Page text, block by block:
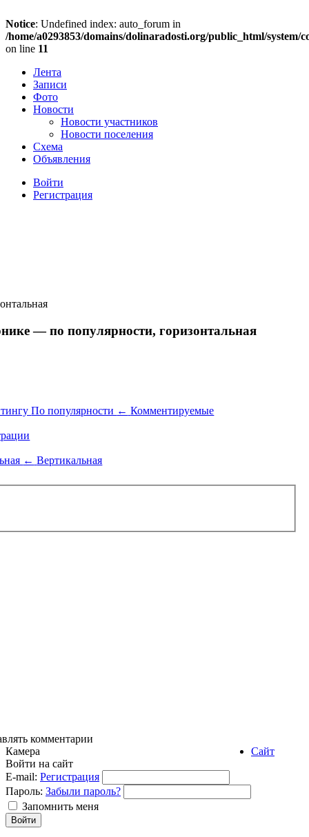
Notice: Undefined index: auto_forum in
/home/a0293853/domains/dolinaradosti.org/public_html/
on line 11
Лента
Записи
Фото
Новости
Новости участников
Новости поселения
Схема
Объявления
Войти
Регистрация
— по популярности, горизонтальная
По популярности ← Комментируемые
← Вертикальная
комментарии
Камера
Войти на сайт
E-mail: Регистрация
Пароль: Забыли пароль?
Запомнить меня
Сайт